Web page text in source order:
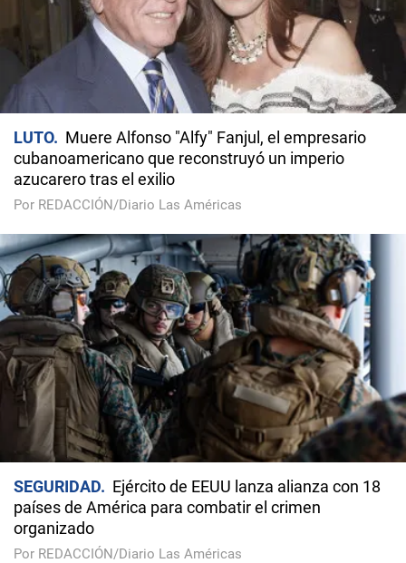
LUTO
Muere Alfonso "Alfy" Fanjul, el empresario
cubanoamericano que reconstruyó un imperio
azucarero tras el exilio
Por REDACCIÓN/Diario Las Américas
SEGURIDAD
Ejército de EEUU lanza alianza con 18
países de América para combatir el crimen
organizado
Por REDACCIÓN/Diario Las Américas